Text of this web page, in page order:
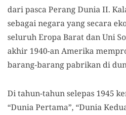
dari pasca Perang Dunia II.
sebagai negara yang secara
seluruh Eropa Barat dan Uni
akhir 1940-an Amerika
barang-barang pabrikan di
Di tahun-tahun selepas 1945
“Dunia Pertama”, “Dunia